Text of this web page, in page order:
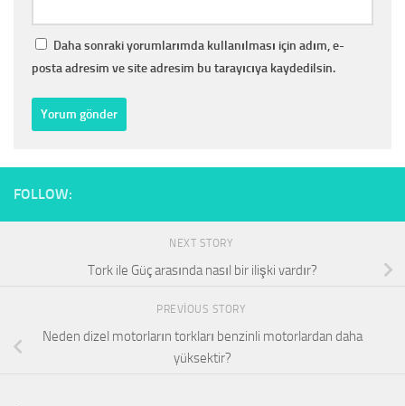
Daha sonraki yorumlarımda kullanılması için adım, e-
posta adresim ve site adresim bu tarayıcıya kaydedilsin.
FOLLOW:
NEXT STORY
Tork ile Güç arasında nasıl bir ilişki vardır?
PREVIOUS STORY
Neden dizel motorların torkları benzinli motorlardan daha
yüksektir?